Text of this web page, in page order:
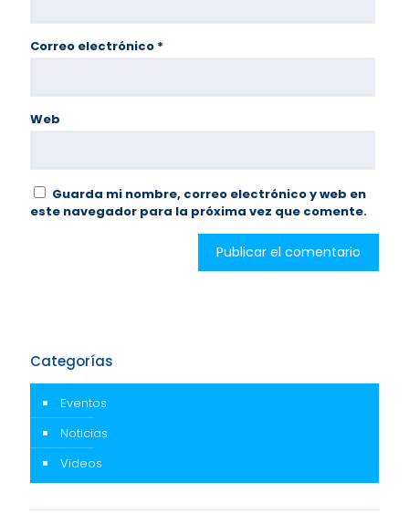
Correo electrónico *
Web
Guarda mi nombre, correo electrónico y web en
este navegador para la próxima vez que comente.
Categorías
Eventos
Noticias
Videos